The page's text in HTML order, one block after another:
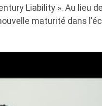
Liability ». Au lieu
maturité dans